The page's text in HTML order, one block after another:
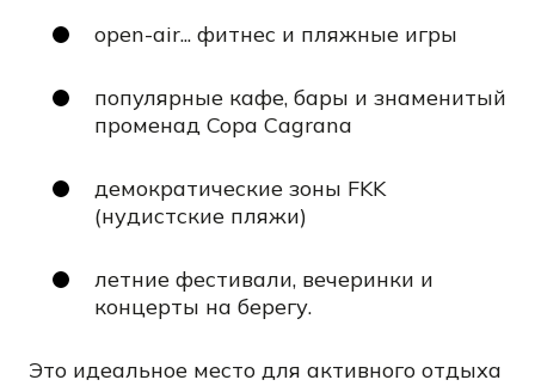
open-air... фитнес и пляжные игры
популярные кафе, бары и знаменитый
променад Copa Cagrana
демократические зоны FKK
(нудистские пляжи)
летние фестивали, вечеринки и
концерты на берегу.
Это идеальное место для активного отдыха